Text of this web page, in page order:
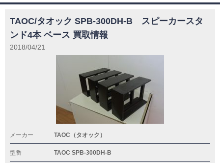
TAOC/タオック SPB-300DH-B スピーカースタ
ンド4本 ベース 買取情報
2018/04/21
メーカー TAOC（タオック）
型番 TAOC SPB-300DH-B